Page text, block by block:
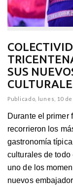
SUS
Publicado, lunes, 10
Durante el primer
recorrieron los
gastronomía
culturales de
uno de los
nuevos